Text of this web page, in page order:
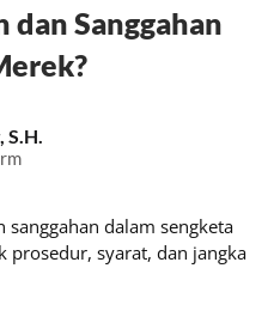
Sanggahan
S.H.
sanggahan dalam sengketa
prosedur, syarat, dan jangka